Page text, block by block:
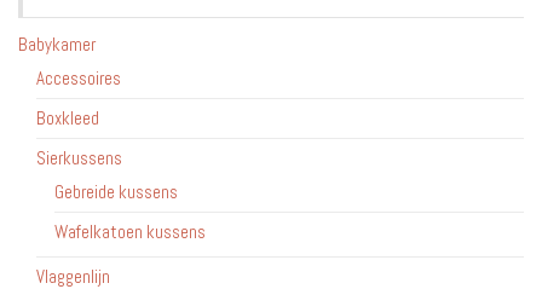
Babykamer
Accessoires
Boxkleed
Sierkussens
Gebreide kussens
Wafelkatoen kussens
Vlaggenlijn